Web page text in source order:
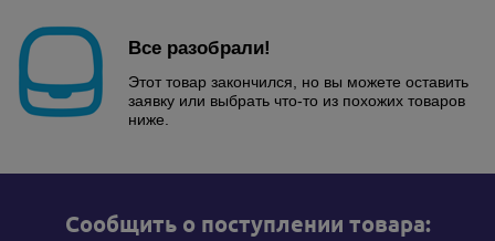
Все разобрали!
Этот товар закончился, но вы можете оставить
заявку или выбрать что-то из похожих товаров
ниже.
Cообщить о поступлении товара: